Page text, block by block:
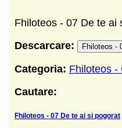
Fhiloteos - 07 De te ai
Descarcare:
Fhiloteos -
Categoria: Fhiloteos -
Cautare:
Fhiloteos - 07 De te ai si pogorat